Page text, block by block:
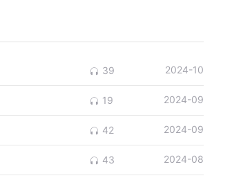
39 2024-10
19 2024-09
42 2024-09
43 2024-08